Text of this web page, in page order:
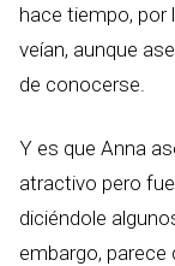
hace tiempo, por
veían, aunque
de conocerse.
Y es que Anna
atractivo pero
diciéndole
embargo, parece